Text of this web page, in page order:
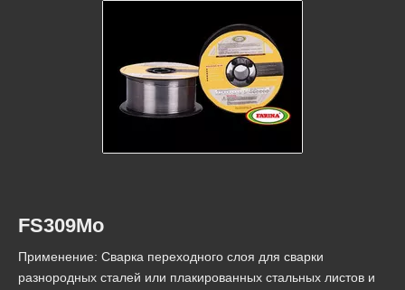
FS309Mo
Применение: Сварка переходного слоя для сварки
разнородных сталей или плакированных стальных листов и